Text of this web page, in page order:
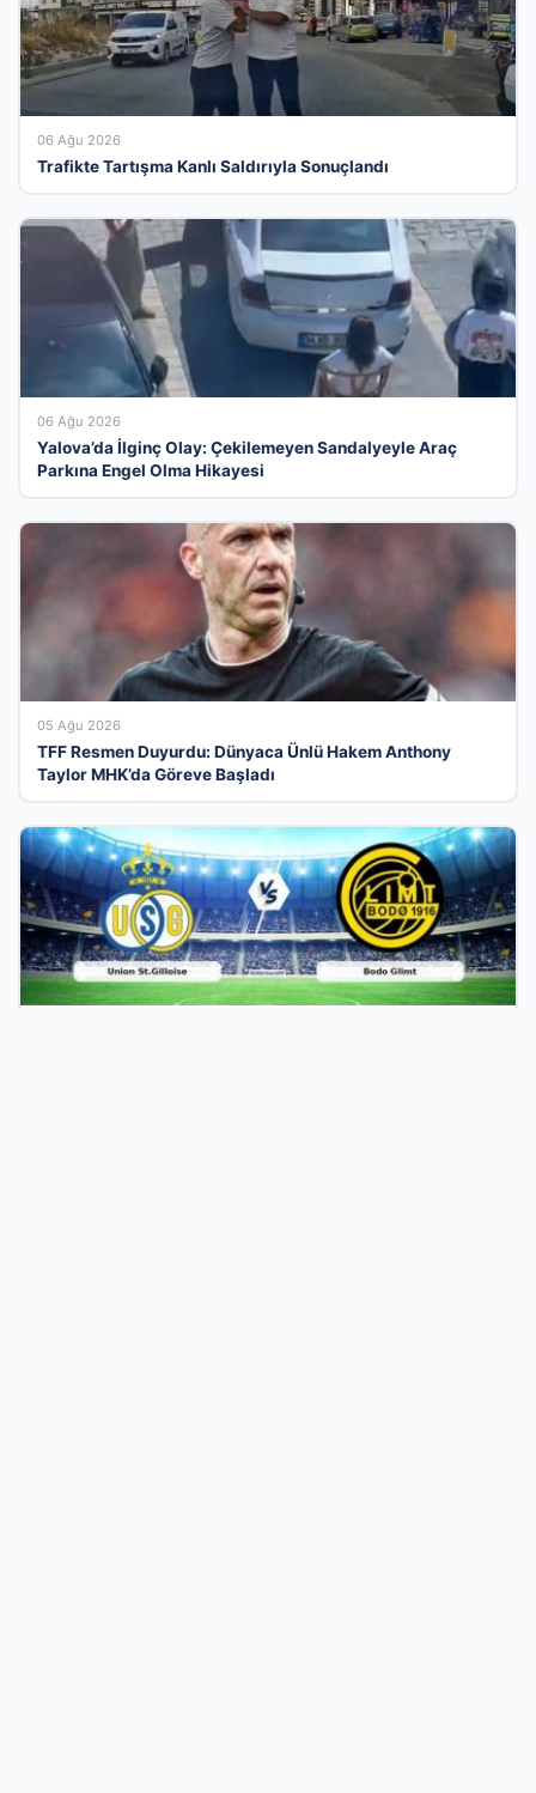
06 Ağu 2026
Trafikte Tartışma Kanlı Saldırıyla Sonuçlandı
06 Ağu 2026
Yalova’da İlginç Olay: Çekilemeyen Sandalyeyle Araç
Parkına Engel Olma Hikayesi
05 Ağu 2026
TFF Resmen Duyurdu: Dünyaca Ünlü Hakem Anthony
Taylor MHK’da Göreve Başladı